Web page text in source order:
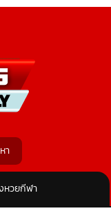
า
หวยกีฬา